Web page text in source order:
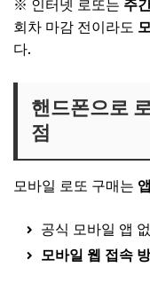
※ 인터넷 로또는 주
회차 마감 전이라도
다.
핸드폰으로
점
모바일 로또 구매는
공식 모바일 앱
모바일 웹 접속